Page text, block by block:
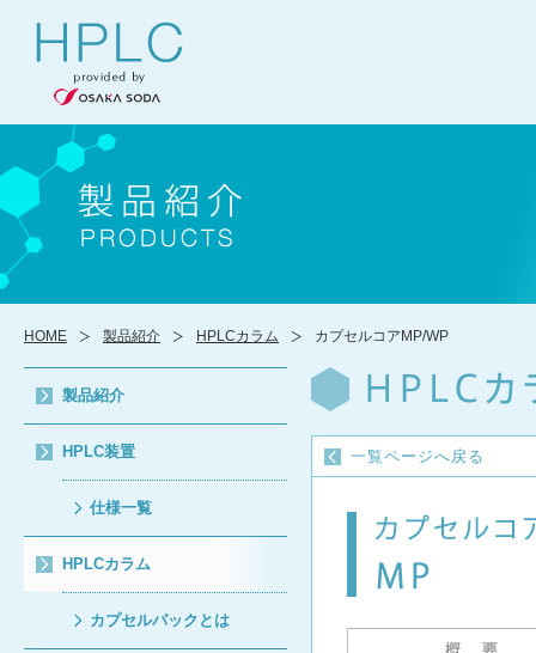
HOME 製品紹介 HPLCカラム カプセルコアMP/WP
一覧ページへ戻る
製品紹介
HPLC装置
仕様一覧
HPLCカラム
カプセルパックとは